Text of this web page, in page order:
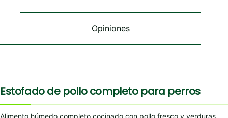
página
página
producto
página
Opiniones
Estofado de pollo completo para perros
Alimento húmedo completo cocinado con pollo fresco y verduras